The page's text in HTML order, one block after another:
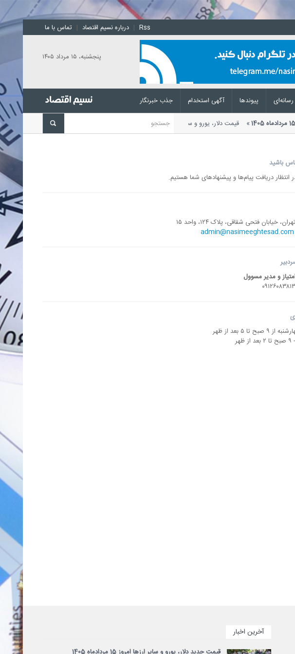
تماس با ما | درباره نسیم اقتصاد | Rss
پنجشنبه، ۱۵ مرداد ۱۴۰۵
جذب خبرنگار آگهی استخدام پیوند‌ها
قیمت دلار، یورو و سایر ارزها اعلام شد.
باشید
انتظار دریافت پیام‌ها و پیشنهادهای شما هستیم.
تهران، خیابان فتحی شقاقی، پلاک ۱۲۴، واحد ۱۵
admin@nasimeeghtesad.com
و مدیر مسوول
تا ۵ بعد از ظهر
آخرین اخبار